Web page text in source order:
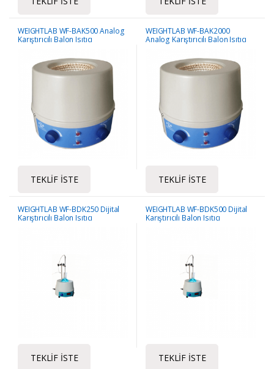
WEIGHTLAB WF-BAK500 Analog
Karıştırıcılı Balon Isıtıcı
TEKLIF İSTE
WEIGHTLAB WF-BAK2000
Analog Karıştırıcılı Balon Isıtıcı
TEKLIF İSTE
WEIGHTLAB WF-BDK250 Dijital
Karıştırıcılı Balon Isıtıcı
TEKLIF İSTE
WEIGHTLAB WF-BDK500 Dijital
Karıştırıcılı Balon Isıtıcı
TEKLIF İSTE